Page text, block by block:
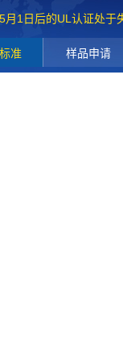
1日后的UL认证处于
准 样品申请